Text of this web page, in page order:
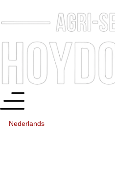
Nederlands